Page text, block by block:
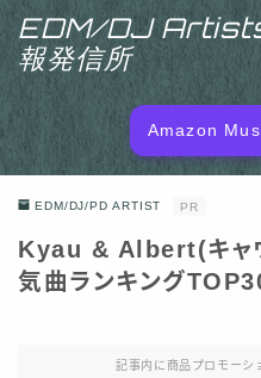
EDM/DJ Artists
報発信所
MENU
EDM/DJ/PD
RANKING
ARTIST NAME
Amazon
EDM/DJ/PD ARTIST PR
Kyau & Albert(キャ
気曲ランキング
記事内に商品プロモーシ